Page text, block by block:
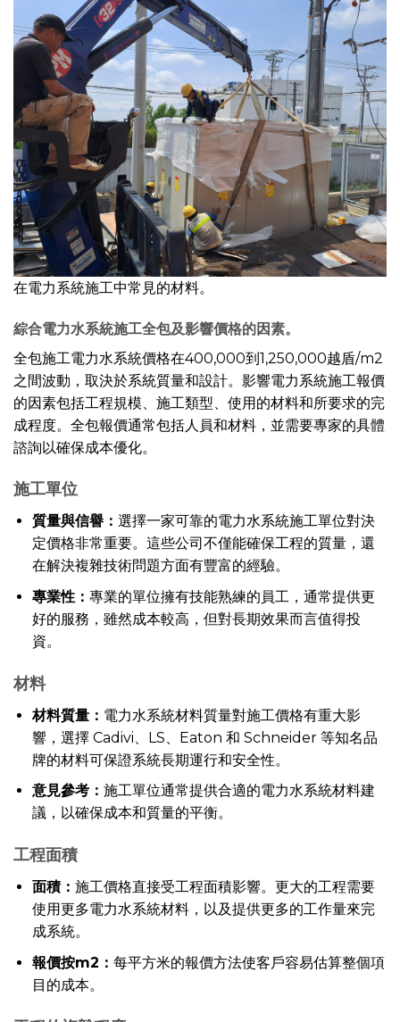
在電力系統施工中常見的材料。
綜合電力水系統施工全包及影響價格的因素。
全包施工電力水系統價格在400,000到1,250,000越盾/m2
之間波動，取決於系統質量和設計。影響電力系統施工報價
的因素包括工程規模、施工類型、使用的材料和所要求的完
成程度。全包報價通常包括人員和材料，並需要專家的具體
諮詢以確保成本優化。
施工單位
質量與信譽： 選擇一家可靠的電力水系統施工單位對決
定價格非常重要。這些公司不僅能確保工程的質量，還
在解決複雜技術問題方面有豐富的經驗。
專業性： 專業的單位擁有技能熟練的員工，通常提供更
好的服務，雖然成本較高，但對長期效果而言值得投
資。
材料
材料質量： 電力水系統材料質量對施工價格有重大影
響，選擇 Cadivi、LS、Eaton 和 Schneider 等知名品
牌的材料可保證系統長期運行和安全性。
意見參考： 施工單位通常提供合適的電力水系統材料建
議，以確保成本和質量的平衡。
工程面積
面積： 施工價格直接受工程面積影響。更大的工程需要
使用更多電力水系統材料，以及提供更多的工作量來完
成系統。
報價按m2： 每平方米的報價方法使客戶容易估算整個項
目的成本。